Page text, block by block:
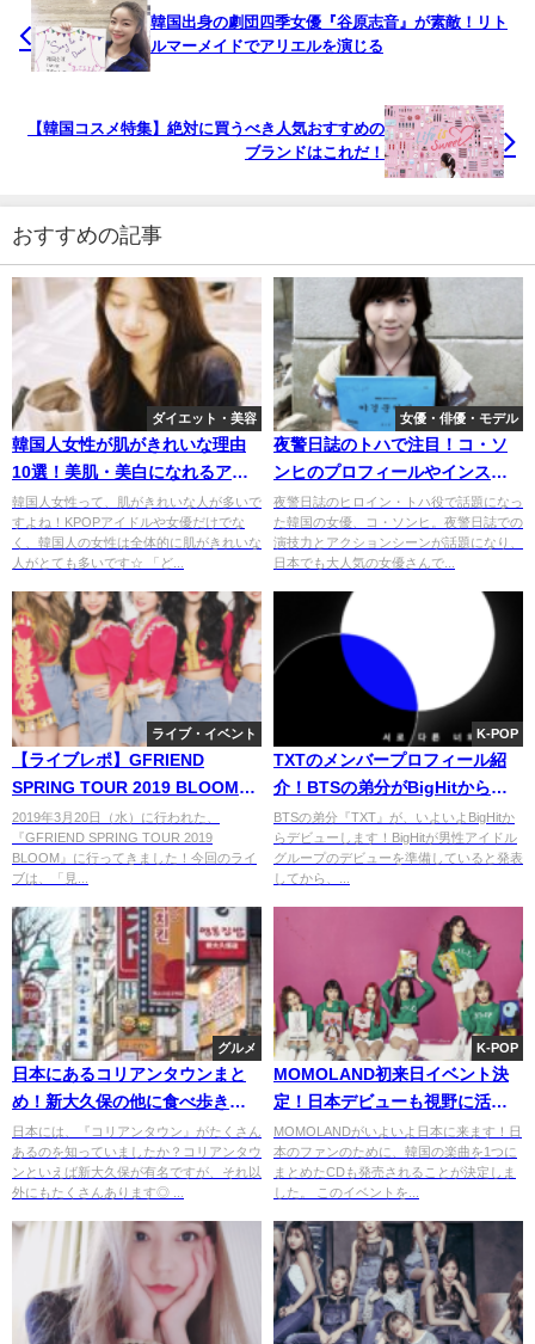
韓国出身の劇団四季女優『谷原志音』が素敵！リト
ルマーメイドでアリエルを演じる
【韓国コスメ特集】絶対に買うべき人気おすすめの
ブランドはこれだ！
おすすめの記事
ダイエット・美容
韓国人女性が肌がきれいな理由
10選！美肌・美白になれるアイ
テムも紹介
韓国人女性って、肌がきれいな人が多いで
すよね！KPOPアイドルや女優だけでな
く、韓国人の女性は全体的に肌がきれいな
人がとても多いです☆ 「ど...
女優・俳優・モデル
夜警日誌のトハで注目！コ・ソ
ンヒのプロフィールやインスタ
から魅力を大解剖！
夜警日誌のヒロイン・トハ役で話題になっ
た韓国の女優、コ・ソンヒ。夜警日誌での
演技力とアクションシーンが話題になり、
日本でも大人気の女優さんで...
ライブ・イベント
【ライブレポ】GFRIEND
SPRING TOUR 2019 BLOOMに
行ってきた！セトリとメンバー
の様子をレポート
2019年3月20日（水）に行われた、
『GFRIEND SPRING TOUR 2019
BLOOM』に行ってきました！今回のライ
ブは、「見...
K-POP
TXTのメンバープロフィール紹
介！BTSの弟分がBigHitからデ
ビュー
BTSの弟分『TXT』が、いよいよBigHitか
らデビューします！BigHitが男性アイドル
グループのデビューを準備していると発表
してから、...
グルメ
日本にあるコリアンタウンまと
め！新大久保の他に食べ歩きで
きるスポットを紹介
日本には、『コリアンタウン』がたくさん
あるのを知っていましたか？コリアンタウ
ンといえば新大久保が有名ですが、それ以
外にもたくさんあります◎ ...
K-POP
MOMOLAND初来日イベント決
定！日本デビューも視野に活動
へ
MOMOLANDがいよいよ日本に来ます！日
本のファンのために、韓国の楽曲を1つに
まとめたCDも発売されることが決定しま
した。 このイベントを...